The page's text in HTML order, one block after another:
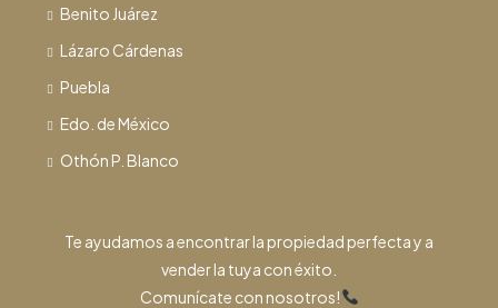
Benito Juárez
Lázaro Cárdenas
Puebla
Edo. de México
Othón P. Blanco
Te ayudamos a encontrar la propiedad perfecta y a
vender la tuya con éxito.
Comunícate con nosotros!